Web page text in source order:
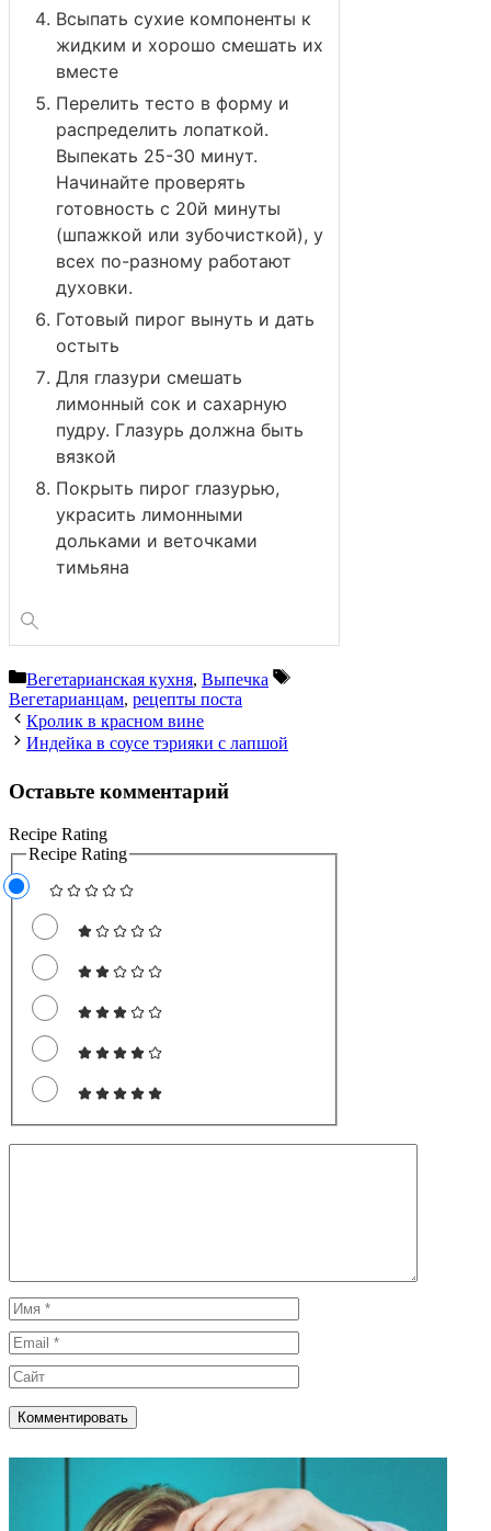
Всыпать сухие компоненты к
жидким и хорошо смешать их
вместе
Перелить тесто в форму и
распределить лопаткой.
Выпекать 25-30 минут.
Начинайте проверять
готовность с 20й минуты
(шпажкой или зубочисткой), у
всех по-разному работают
духовки.
Готовый пирог вынуть и дать
остыть
Для глазури смешать
лимонный сок и сахарную
пудру. Глазурь должна быть
вязкой
Покрыть пирог глазурью,
украсить лимонными
дольками и веточками
тимьяна
Рубрики
Вегетарианская кухня, Выпечка
Метки
Вегетарианцам, рецепты поста
Кролик в красном вине
Индейка в соусе тэрияки с лапшой
Оставьте комментарий
Recipe Rating
Recipe Rating
Имя
Email
Сайт